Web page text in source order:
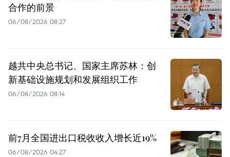
合作的前景
06/08/2026 08:27
越共中央总书记、国家主席苏林：创
新基础设施规划和发展组织工作
06/08/2026 08:14
前7月全国进出口税收收入增长近19%
06/08/2026 04:27